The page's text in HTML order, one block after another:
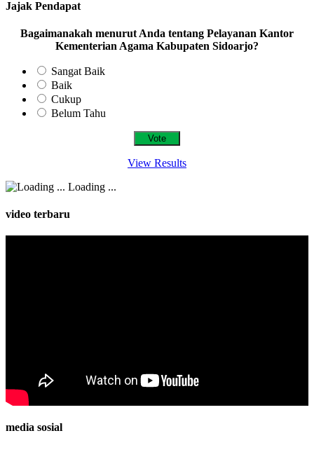
Jajak Pendapat
Bagaimanakah menurut Anda tentang Pelayanan Kantor
Kementerian Agama Kabupaten Sidoarjo?
Sangat Baik
Baik
Cukup
Belum Tahu
View Results
Loading ...
video terbaru
media sosial